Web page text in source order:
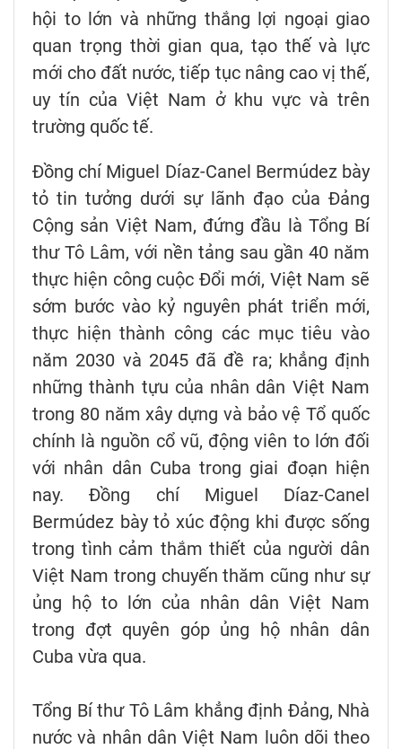
hội to lớn và những thắng lợi ngoại giao
quan trọng thời gian qua, tạo thế và lực
mới cho đất nước, tiếp tục nâng cao vị thế,
uy tín của Việt Nam ở khu vực và trên
trường quốc tế.
Đồng chí Miguel Díaz-Canel Bermúdez bày
tỏ tin tưởng dưới sự lãnh đạo của Đảng
Cộng sản Việt Nam, đứng đầu là Tổng Bí
thư Tô Lâm, với nền tảng sau gần 40 năm
thực hiện công cuộc Đổi mới, Việt Nam sẽ
sớm bước vào kỷ nguyên phát triển mới,
thực hiện thành công các mục tiêu vào
năm 2030 và 2045 đã đề ra; khẳng định
những thành tựu của nhân dân Việt Nam
trong 80 năm xây dựng và bảo vệ Tổ quốc
chính là nguồn cổ vũ, động viên to lớn đối
với nhân dân Cuba trong giai đoạn hiện
nay. Đồng chí Miguel Díaz-Canel
Bermúdez bày tỏ xúc động khi được sống
trong tình cảm thắm thiết của người dân
Việt Nam trong chuyến thăm cũng như sự
ủng hộ to lớn của nhân dân Việt Nam
trong đợt quyên góp ủng hộ nhân dân
Cuba vừa qua.
Tổng Bí thư Tô Lâm khẳng định Đảng, Nhà
nước và nhân dân Việt Nam luôn dõi theo